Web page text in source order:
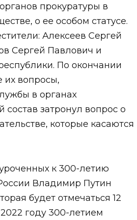
прокуратуры в
о ее особом статусе.
Алексеев Сергей
Сергей Павлович и
По окончании
их вопросы,
в органах
затронул вопрос о
которые касаются
к 300-летию
Владимир Путин
будет отмечаться 12
году 300-летием